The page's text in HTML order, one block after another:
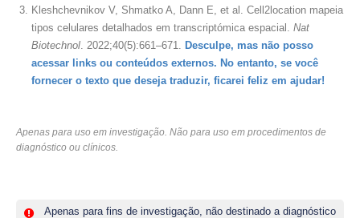
Kleshchevnikov V, Shmatko A, Dann E, et al. Cell2location mapeia
tipos celulares detalhados em transcriptómica espacial. Nat
Biotechnol. 2022;40(5):661–671. Desculpe, mas não posso
acessar links ou conteúdos externos. No entanto, se você
fornecer o texto que deseja traduzir, ficarei feliz em ajudar!
Apenas para uso em investigação. Não para uso em procedimentos de
diagnóstico ou clínicos.
Apenas para fins de investigação, não destinado a diagnóstico